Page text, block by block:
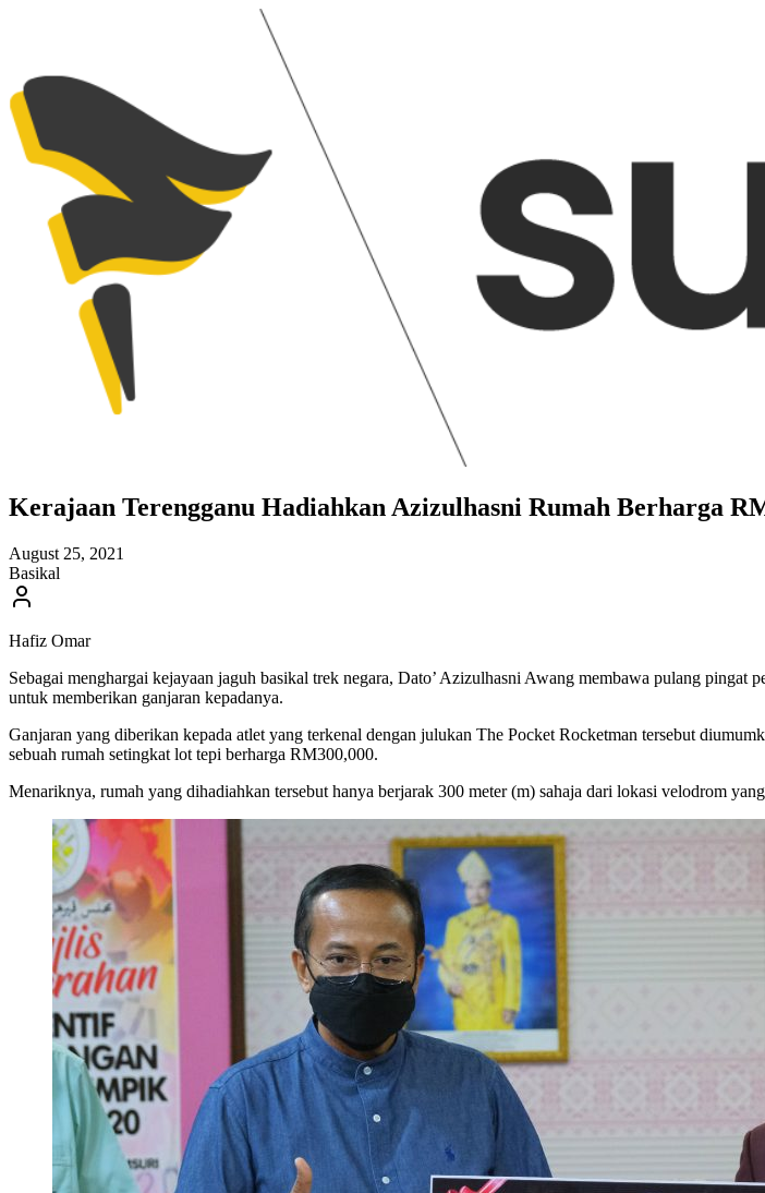
Kerajaan Terengganu Hadiahkan Azizulhasni Rumah Berharga
August 25, 2021
Basikal
Hafiz Omar
Sebagai menghargai kejayaan jaguh basikal trek negara, Dato’ Azizulhasni Awang membawa pulang
untuk memberikan ganjaran kepadanya.
Ganjaran yang diberikan kepada atlet yang terkenal dengan julukan The Pocket Rocketman tersebut
sebuah rumah setingkat lot tepi berharga RM300,000.
Menariknya, rumah yang dihadiahkan tersebut hanya berjarak 300 meter (m) sahaja dari lokasi velodrom